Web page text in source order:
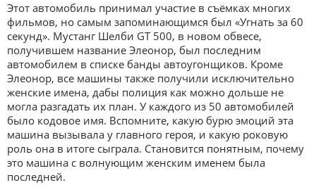
Этот автомобиль принимал участие в съёмках многих
фильмов, но самым запоминающимся был «Угнать за 60
секунд». Мустанг Шелби GT 500, в новом обвесе,
получившем название Элеонор, был последним
автомобилем в списке банды автоугонщиков. Кроме
Элеонор, все машины также получили исключительно
женские имена, дабы полиция как можно дольше не
могла разгадать их план. У каждого из 50 автомобилей
было кодовое имя. Вспомните, какую бурю эмоций эта
машина вызывала у главного героя, и какую роковую
роль она в итоге сыграла. Становится понятным, почему
это машина с волнующим женским именем была
последней.